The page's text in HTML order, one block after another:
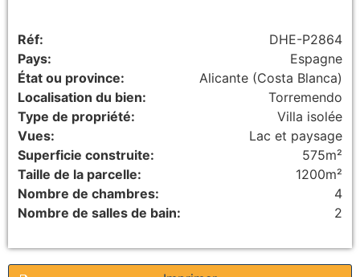
Réf:
DHE-P2864
Pays:
Espagne
État ou province:
Alicante (Costa Blanca)
Localisation du bien:
Torremendo
Type de propriété:
Villa isolée
Vues:
Lac et paysage
Superficie construite:
575m²
Taille de la parcelle:
1200m²
Nombre de chambres:
4
Nombre de salles de bain:
2